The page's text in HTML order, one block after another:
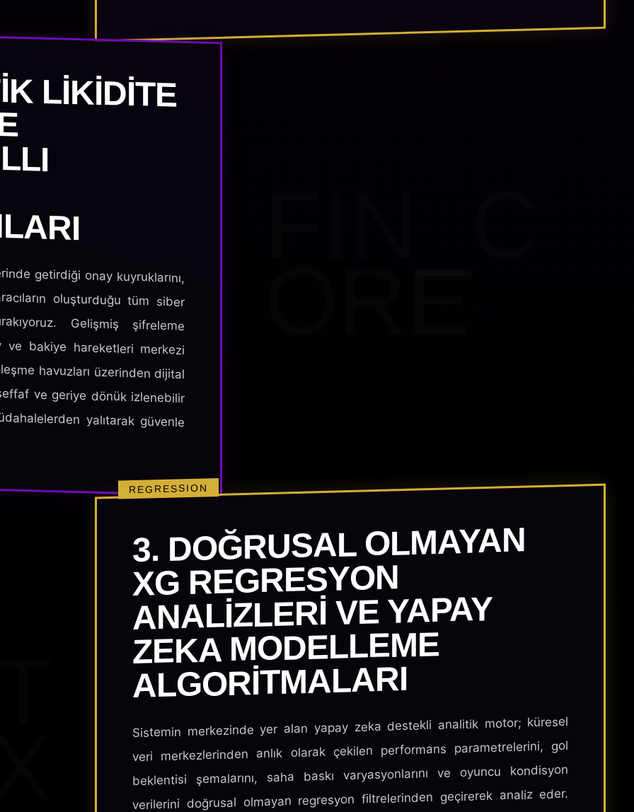
LIKIDITE
VE
AKILLI
getirdiği onay kuyruklarını,
oluşturduğu tüm siber
Gelişmiş şifreleme
ve bakiye hareketleri merkezi
havuzları üzerinden dijital
ve geriye dönük izlenebilir
yalıtarak güvenle
REGRESSION
3. DOĞRUSAL OLMAYAN
XG REGRESYON
ANALIZLERI VE YAPAY
ZEKA MODELLEME
ALGORITMALARI
Sistemin merkezinde yer alan yapay zeka destekli analitik motor; küresel
veri merkezlerinden anlık olarak çekilen performans parametrelerini, gol
beklentisi şemalarını, saha baskı varyasyonlarını ve oyuncu kondisyon
verilerini doğrusal olmayan regresyon filtrelerinden geçirerek analiz eder.